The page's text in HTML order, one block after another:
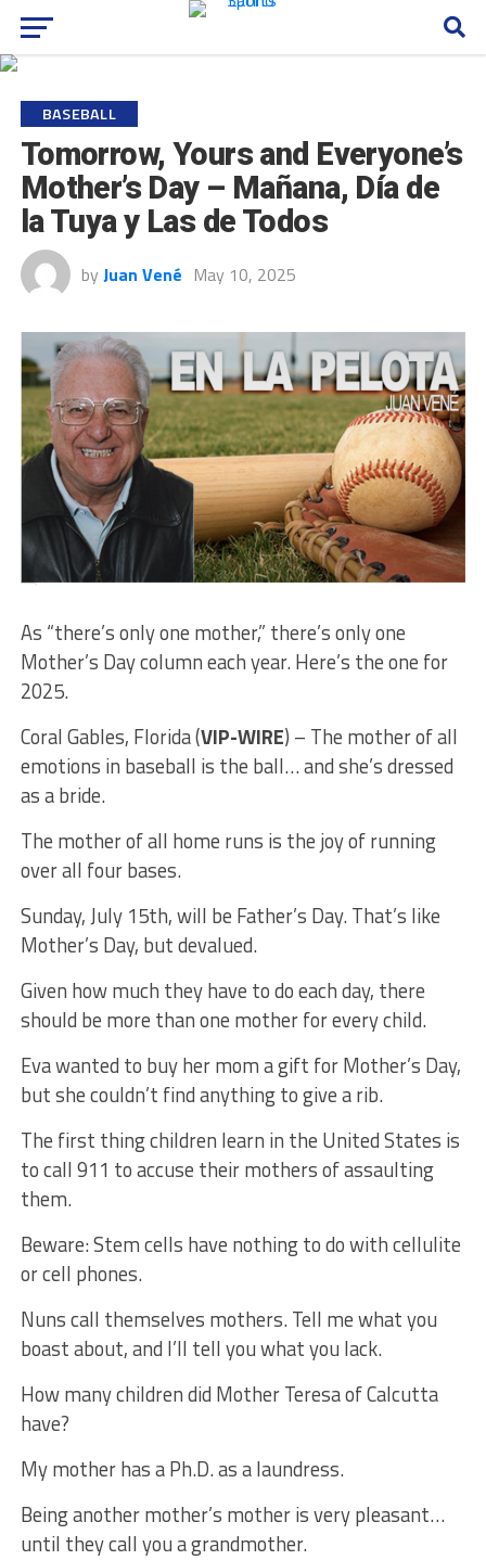
BASEBALL
Tomorrow, Yours and Everyone’s
Mother’s Day – Mañana, Día de
la Tuya y Las de Todos
by Juan Vené May 10, 2025
As “there’s only one mother,” there’s only one
Mother’s Day column each year. Here’s the one for
2025.
Coral Gables, Florida (VIP-WIRE) – The mother of all
emotions in baseball is the ball… and she’s dressed
as a bride.
The mother of all home runs is the joy of running
over all four bases.
Sunday, July 15th, will be Father’s Day. That’s like
Mother’s Day, but devalued.
Given how much they have to do each day, there
should be more than one mother for every child.
Eva wanted to buy her mom a gift for Mother’s Day,
but she couldn’t find anything to give a rib.
The first thing children learn in the United States is
to call 911 to accuse their mothers of assaulting
them.
Beware: Stem cells have nothing to do with cellulite
or cell phones.
Nuns call themselves mothers. Tell me what you
boast about, and I’ll tell you what you lack.
How many children did Mother Teresa of Calcutta
have?
My mother has a Ph.D. as a laundress.
Being another mother’s mother is very pleasant…
until they call you a grandmother.